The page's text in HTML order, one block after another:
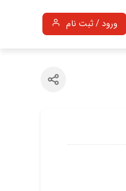
ورود / ثبت نام